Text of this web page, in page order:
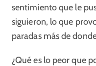
sentimiento que le
siguieron, lo que
paradas más de
¿Qué es lo peor que